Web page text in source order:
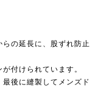
の延長に、股ずれ防止
付けられています。
後に縫製してメンズド